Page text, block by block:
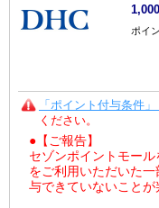
ポイ
「ポイント付与条件」
ください。
●【ご報告】
セゾンポイントモール
をご利用いただいた
与できていないことが